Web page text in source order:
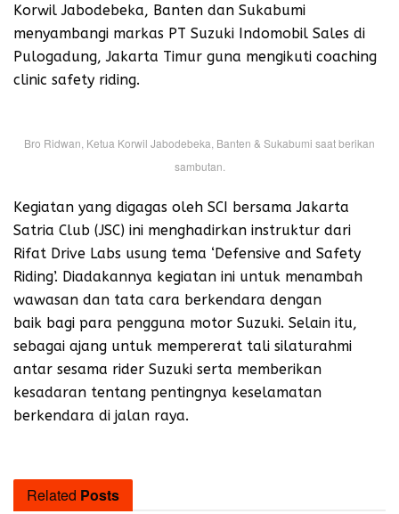
Korwil Jabodebeka, Banten dan Sukabumi
menyambangi markas PT Suzuki Indomobil Sales di
Pulogadung, Jakarta Timur guna mengikuti coaching
clinic safety riding.
Bro Ridwan, Ketua Korwil Jabodebeka, Banten & Sukabumi saat berikan
sambutan.
Kegiatan yang digagas oleh SCI bersama Jakarta
Satria Club (JSC) ini menghadirkan instruktur dari
Rifat Drive Labs usung tema ‘Defensive and Safety
Riding’. Diadakannya kegiatan ini untuk menambah
wawasan dan tata cara berkendara dengan
baik bagi para pengguna motor Suzuki. Selain itu,
sebagai ajang untuk mempererat tali silaturahmi
antar sesama rider Suzuki serta memberikan
kesadaran tentang pentingnya keselamatan
berkendara di jalan raya.
Related Posts